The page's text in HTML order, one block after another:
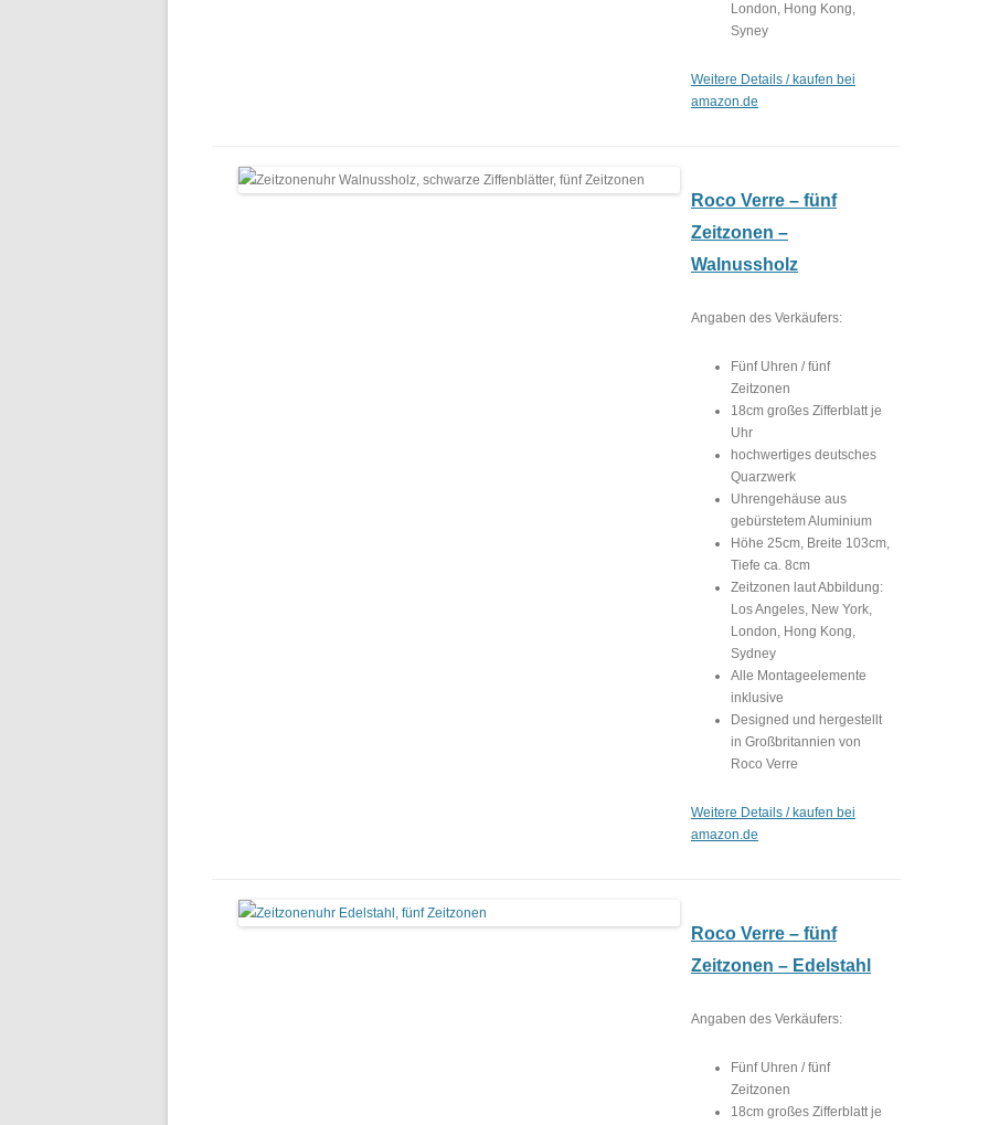
London, Hong Kong,
Syney
Weitere Details / kaufen bei
amazon.de
Roco Verre – fünf
Zeitzonen –
Walnussholz
Angaben des Verkäufers:
Fünf Uhren / fünf
Zeitzonen
18cm großes Zifferblatt je
Uhr
hochwertiges deutsches
Quarzwerk
Uhrengehäuse aus
gebürstetem Aluminium
Höhe 25cm, Breite 103cm,
Tiefe ca. 8cm
Zeitzonen laut Abbildung:
Los Angeles, New York,
London, Hong Kong,
Sydney
Alle Montageelemente
inklusive
Designed und hergestellt
in Großbritannien von
Roco Verre
Weitere Details / kaufen bei
amazon.de
Roco Verre – fünf
Zeitzonen – Edelstahl
Angaben des Verkäufers:
Fünf Uhren / fünf
Zeitzonen
18cm großes Zifferblatt je